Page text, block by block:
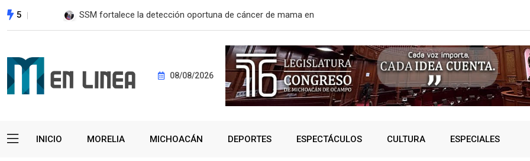
5 SSM fortalece la detección oportuna de cáncer de mama en
08/08/2026
INICIO MORELIA MICHOACÁN DEPORTES ESPECTÁCULOS CULTURA ESPECIALES